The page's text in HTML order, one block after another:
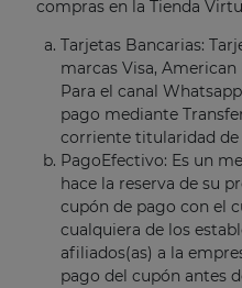
compras en la Tienda
Tarjetas Bancarias:
marcas Visa, American
Para el canal
pago mediante
corriente titularidad de
PagoEfectivo: Es un
hace la reserva de su
cupón de pago con el
cualquiera de los
afiliados(as) a la
pago del cupón antes